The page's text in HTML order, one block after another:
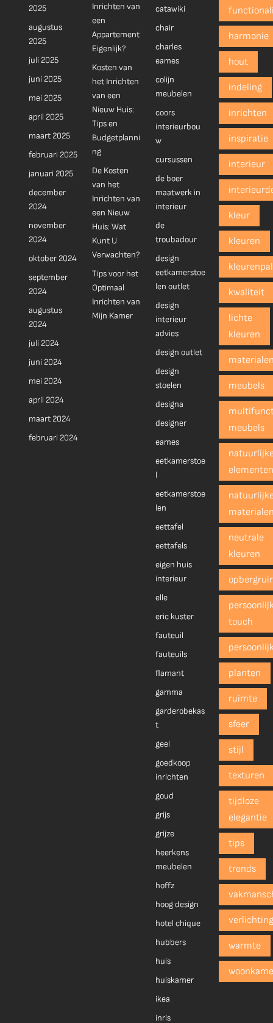
2025
augustus
2025
juli 2025
juni 2025
mei 2025
april 2025
maart 2025
februari 2025
januari 2025
december
2024
november
2024
oktober 2024
september
2024
augustus
2024
juli 2024
juni 2024
mei 2024
april 2024
maart 2024
februari 2024
Inrichten van
een
Appartement
Eigenlijk?
Kosten van
het Inrichten
van een
Nieuw Huis:
Tips en
Budgetplanni
ng
De Kosten
van het
Inrichten van
een Nieuw
Huis: Wat
Kunt U
Verwachten?
Tips voor het
Optimaal
Inrichten van
Mijn Kamer
catawiki
chair
charles
eames
colijn
meubelen
coors
interieurbou
w
cursussen
de boer
maatwerk in
interieur
de
troubadour
design
eetkamerstoe
len outlet
design
interieur
advies
design outlet
design
stoelen
designa
designer
eames
eetkamerstoe
l
eetkamerstoe
len
eettafel
eettafels
eigen huis
interieur
elle
eric kuster
fauteuil
fauteuils
flamant
gamma
garderobekas
t
geel
goedkoop
inrichten
goud
grijs
grijze
heerkens
meubelen
hoffz
hoog design
hotel chique
hubbers
huis
huiskamer
ikea
inris
harmonie
hout
indeling
inrichten
inspiratie
interieur
kleur
kleuren
kwaliteit
lichte
kleuren
meubels
meubels
neutrale
kleuren
touch
planten
ruimte
sfeer
stijl
texturen
tijdloze
elegantie
tips
trends
warmte